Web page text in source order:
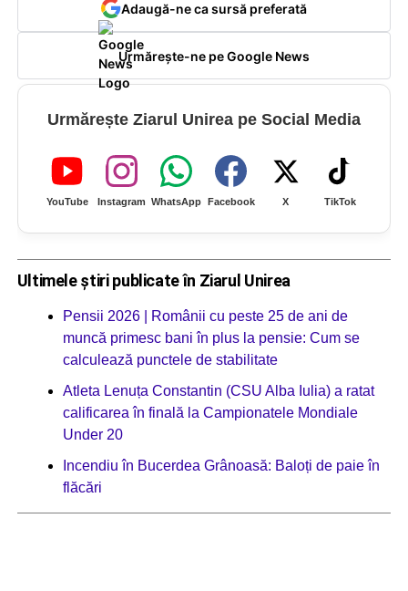
Adaugă-ne ca sursă preferată
Urmărește-ne pe Google News
Urmărește Ziarul Unirea pe Social Media
YouTube Instagram WhatsApp Facebook X TikTok
Ultimele știri publicate în Ziarul Unirea
Pensii 2026 | Românii cu peste 25 de ani de
muncă primesc bani în plus la pensie: Cum se
calculează punctele de stabilitate
Atleta Lenuța Constantin (CSU Alba Iulia) a ratat
calificarea în finală la Campionatele Mondiale
Under 20
Incendiu în Bucerdea Grânoasă: Baloți de paie în
flăcări